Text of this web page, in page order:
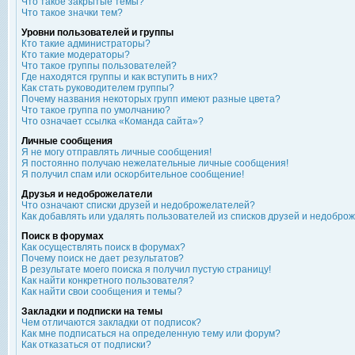
Что такое значки тем?
Уровни пользователей и группы
Кто такие администраторы?
Кто такие модераторы?
Что такое группы пользователей?
Где находятся группы и как вступить в них?
Как стать руководителем группы?
Почему названия некоторых групп имеют разные цвета?
Что такое группа по умолчанию?
Что означает ссылка «Команда сайта»?
Личные сообщения
Я не могу отправлять личные сообщения!
Я постоянно получаю нежелательные личные сообщения!
Я получил спам или оскорбительное сообщение!
Друзья и недоброжелатели
Что означают списки друзей и недоброжелателей?
Как добавлять или удалять пользователей из списков друзей и
Поиск в форумах
Как осуществлять поиск в форумах?
Почему поиск не дает результатов?
В результате моего поиска я получил пустую страницу!
Как найти конкретного пользователя?
Как найти свои сообщения и темы?
Закладки и подписки на темы
Чем отличаются закладки от подписок?
Как мне подписаться на определенную тему или форум?
Как отказаться от подписки?